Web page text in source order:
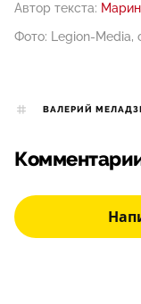
Автор текста:
Фото: Legion-Media,
ВАЛЕРИЙ